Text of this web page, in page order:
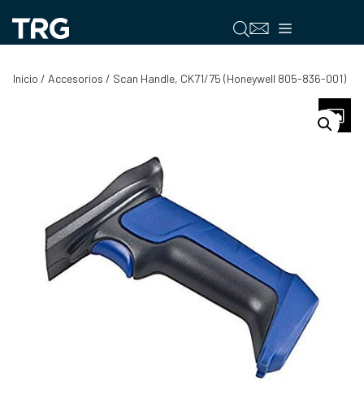
contenido
Menú
Inicio / Accesorios / Scan Handle, CK71/75 (Honeywell 805-836-001)